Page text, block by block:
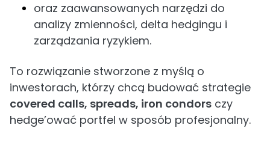
oraz zaawansowanych narzędzi do
analizy zmienności, delta hedgingu i
zarządzania ryzykiem.
To rozwiązanie stworzone z myślą o
inwestorach, którzy chcą budować strategie
covered calls, spreads, iron condors czy
hedge’ować portfel w sposób profesjonalny.